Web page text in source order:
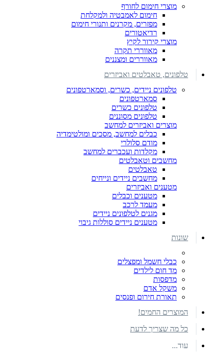
מוצרי חימום לחורף
חימום לאמבטיה ולמקלחת
מפזרים, מקרנים ותנורי חימום
רדיאטורים
מוצרי קירור לקיץ
מאווררי תקרה
מאווררים ומצננים
טלפונים, טאבלטים ואביזרים
טלפונים ניידים, כשרים, וסמארטפונים
סמארטפונים
טלפונים כשרים
טלפונים מסוננים
מוצרים ואביזרים למחשב
כבלים למחשב, מסכים ומולטימדיה
מודם סלולרי
מקלדות ועכברים למחשב
מחשבים וטאבלטים
טאבלטים
מחשבים ניידים ונייחים
מטענים ואביזרים
מטענים וכבלים
מעמד לרכב
מגנים לטלפונים ניידים
מטענים ניידים סוללות גיבוי
שונות
כבלי חשמל ומפצלים
מד חום לילדים
מדפסות
משקל אדם
תאורת חירום ופנסים
המוצרים החמים!
כל מה שצריך לדעת
עוד...